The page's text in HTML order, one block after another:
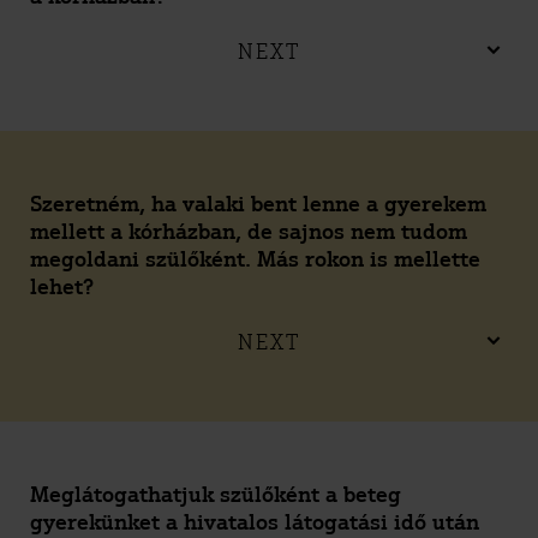
NEXT
Szeretném, ha valaki bent lenne a gyerekem
mellett a kórházban, de sajnos nem tudom
megoldani szülőként. Más rokon is mellette
lehet?
NEXT
Meglátogathatjuk szülőként a beteg
gyerekünket a hivatalos látogatási idő után